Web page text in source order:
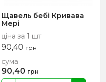
Щавель бебі Кривава
Мері
ціна за 1 шт
90,40 грн
сума
90,40 грн